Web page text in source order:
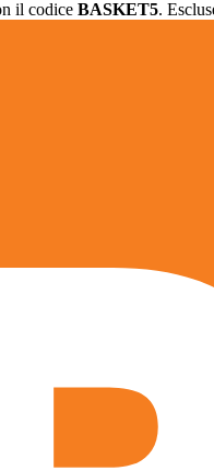
il codice BASKET5.